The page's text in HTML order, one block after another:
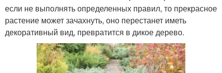
если не выполнять определенных правил, то прекрасное
растение может зачахнуть, оно перестанет иметь
декоративный вид, превратится в дикое дерево.